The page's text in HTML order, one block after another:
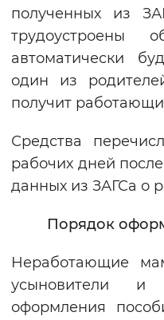
полученных из
трудоустроены
автоматически
один из
получит
Средства
рабочих дней
данных из ЗАГСа о
Порядок
Неработающие
усыновители
оформления